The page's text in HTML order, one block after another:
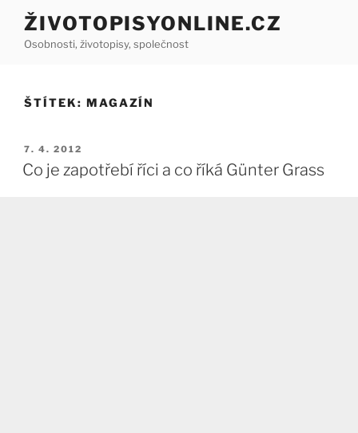
Přejít
obsahu
ŽIVOTOPISYONLINE.CZ
Osobnosti, životopisy, společnost
ŠTÍTEK: MAGAZÍN
PUBLIKOVÁNO
7. 4. 2012
Co je zapotřebí říci a co říká Günter Grass